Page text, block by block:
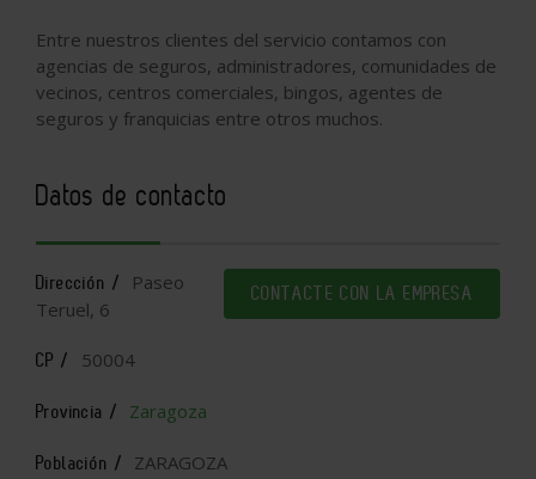
Entre nuestros clientes del servicio contamos con
agencias de seguros, administradores, comunidades de
vecinos, centros comerciales, bingos, agentes de
seguros y franquicias entre otros muchos.
Datos de contacto
CONTACTE CON LA EMPRESA
Dirección /
Paseo
Teruel, 6
CP / 50004
Provincia / Zaragoza
Población / ZARAGOZA